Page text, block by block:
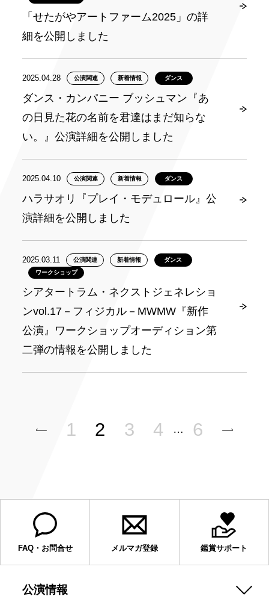
「せたがやアートファーム2025」の詳
細を公開しました
2025.04.28 公演関連 新着情報 ダンス
ダンス・カンパニー ブッシュマン『あ
の日見た花の名前を君達はまだ知らな
い。』公演詳細を公開しました
2025.04.10 公演関連 新着情報 ダンス
ハラサオリ『プレイ・モデュロール』公
演詳細を公開しました
2025.03.11 公演関連 新着情報
ダンス
ワークショップ
シアタートラム・ネクストジェネレショ
ンvol.17－フィジカル－MWMW『新作
公演』ワークショップオーディション第
二弾の情報を公開しました
1 2 3 4 … 6
FAQ・お問合せ メルマガ登録 鑑賞サポート
公演情報